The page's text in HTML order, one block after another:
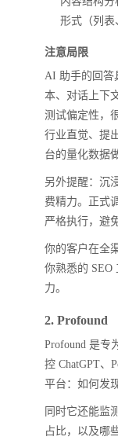
形式（列表
注意局限
AI 助手的回答
本、对话上下
测试偏定性，
行业直觉、提
台的量化数据
另外提醒：沉
费精力。正式
严格执行，避
你的客户在全
你熟悉的 SEO
力。
2. Profound
Profound 是专
控 ChatGPT、
平台：如何发
同时它还能监
占比，以及哪